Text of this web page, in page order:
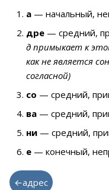
а — начальный,
дре — средний,
д примыкает к
как не является
согласной)
со — средний,
ва — средний,
ни — средний,
е — конечный,
←адрес